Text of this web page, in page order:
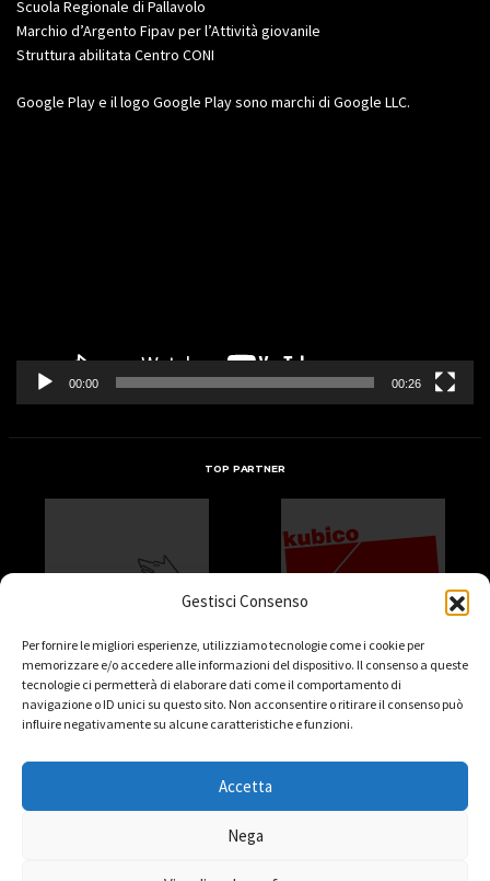
Gestisci Consenso
Per fornire le migliori esperienze, utilizziamo tecnologie come i cookie per
memorizzare e/o accedere alle informazioni del dispositivo. Il consenso a queste
tecnologie ci permetterà di elaborare dati come il comportamento di
navigazione o ID unici su questo sito. Non acconsentire o ritirare il consenso può
influire negativamente su alcune caratteristiche e funzioni.
Accetta
Nega
Scuola Regionale di Pallavolo
Marchio d’Argento Fipav per l’Attività giovanile
Struttura abilitata Centro CONI
Google Play e il logo Google Play sono marchi di Google LLC.
00:00 00:26
TOP PARTNER